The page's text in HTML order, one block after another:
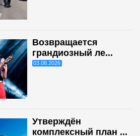
Возвращается
грандиозный ле...
03.08.2026
Утверждён
комплексный план ...